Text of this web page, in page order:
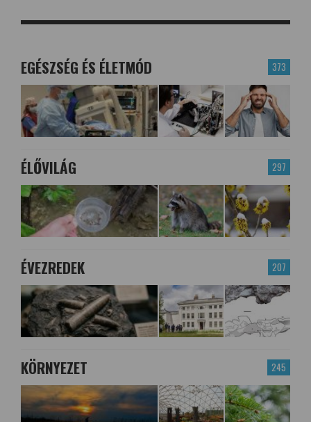
373
EGÉSZSÉG ÉS ÉLETMÓD
297
ÉLŐVILÁG
207
ÉVEZREDEK
245
KÖRNYEZET